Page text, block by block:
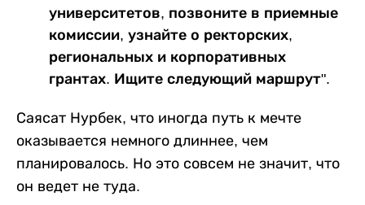
университетов, позвоните в приемные
комиссии, узнайте о ректорских,
региональных и корпоративных
грантах. Ищите следующий маршрут".
Саясат Нурбек, что иногда путь к мечте
оказывается немного длиннее, чем
планировалось. Но это совсем не значит, что
он ведет не туда.